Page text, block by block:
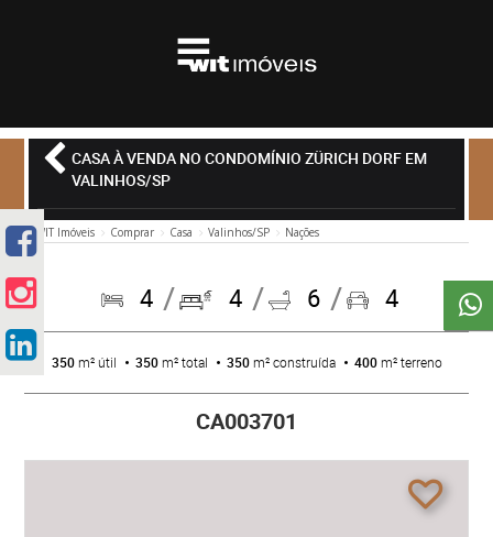
CASA À VENDA NO CONDOMÍNIO ZÜRICH DORF EM
VALINHOS/SP
WIT Imóveis Comprar Casa Valinhos/SP Nações
4 4 6 4
350m² útil 350m² total 350m² construída 400m² terreno
CA003701